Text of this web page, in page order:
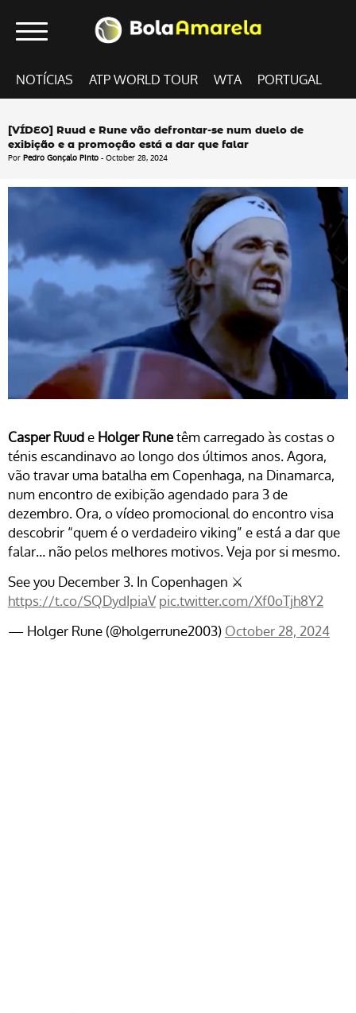
NOTÍCIAS ATP WORLD TOUR WTA PORTUGAL
[VÍDEO] Ruud e Rune vão defrontar-se num duelo de
exibição e a promoção está a dar que falar
Por Pedro Gonçalo Pinto - October 28, 2024
Casper Ruude Holger Runetêm carregado às costas o
ténis escandinavo ao longo dos últimos anos. Agora,
vão travar uma batalha em Copenhaga, na Dinamarca,
num encontro de exibição agendado para 3 de
dezembro. Ora, o vídeo promocional do encontro visa
descobrir “quem é o verdadeiro viking” e está a dar que
falar… não pelos melhores motivos. Veja por si mesmo.
See you December 3. In Copenhagen ⚔️
https://t.co/SQDydIpiaV pic.twitter.com/Xf0oTjh8Y2
— Holger Rune (@holgerrune2003) October 28, 2024